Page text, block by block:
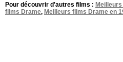
Pour découvrir d'autres films :
films Drame, Meilleurs films Drame en